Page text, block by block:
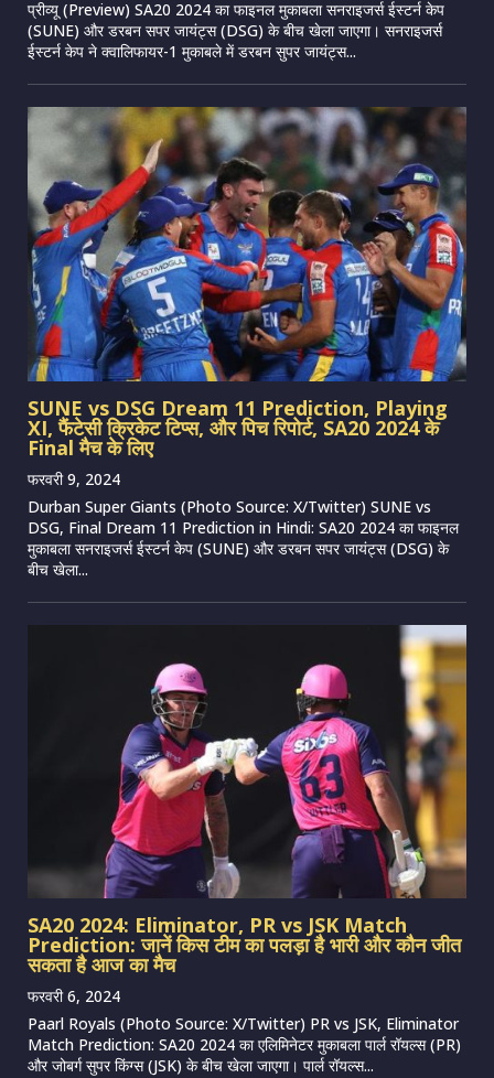
प्रीव्यू (Preview) SA20 2024 का फाइनल मुकाबला सनराइजर्स ईस्टर्न केप
(SUNE) और डरबन सपर जायंट्स (DSG) के बीच खेला जाएगा। सनराइजर्स
ईस्टर्न केप ने क्वालिफायर-1 मुकाबले में डरबन सुपर जायंट्स...
SUNE vs DSG Dream 11 Prediction, Playing
XI, फैंटेसी क्रिकेट टिप्स, और पिच रिपोर्ट, SA20 2024 के
Final मैच के लिए
फरवरी 9, 2024
Durban Super Giants (Photo Source: X/Twitter) SUNE vs
DSG, Final Dream 11 Prediction in Hindi: SA20 2024 का फाइनल
मुकाबला सनराइजर्स ईस्टर्न केप (SUNE) और डरबन सपर जायंट्स (DSG) के
बीच खेला...
SA20 2024: Eliminator, PR vs JSK Match
Prediction: जानें किस टीम का पलड़ा है भारी और कौन जीत
सकता है आज का मैच
फरवरी 6, 2024
Paarl Royals (Photo Source: X/Twitter) PR vs JSK, Eliminator
Match Prediction: SA20 2024 का एलिमिनेटर मुकाबला पार्ल रॉयल्स (PR)
और जोबर्ग सुपर किंग्स (JSK) के बीच खेला जाएगा। पार्ल रॉयल्स...